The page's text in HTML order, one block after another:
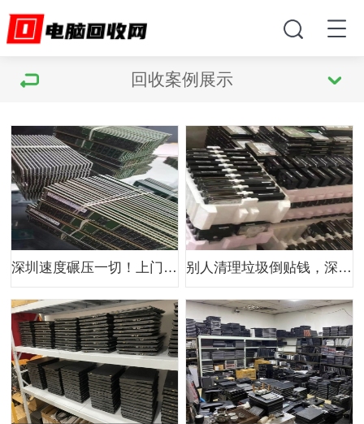
回收案例展示
深圳速度碾压一切！上门回收比眨眼还快，速约 别人清理垃圾倒贴钱，深圳人清理垃圾赚大钱！上门回收冲鸭